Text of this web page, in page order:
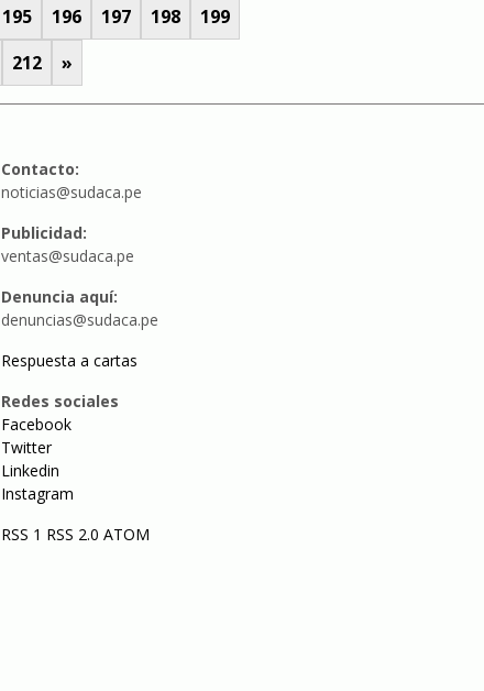
195 196 197 198
199
212 »
Contacto:
noticias@sudaca.pe
Publicidad:
ventas@sudaca.pe
Denuncia aquí:
denuncias@sudaca.pe
Respuesta a cartas
Redes sociales
Facebook
Twitter
Linkedin
Instagram
RSS 1 RSS 2.0 ATOM